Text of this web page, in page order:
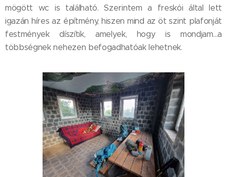
mögött wc is található. Szerintem a freskói által lett
igazán híres az építmény, hiszen mind az öt szint plafonját
festmények díszítik, amelyek, hogy is mondjam…a
többségnek nehezen befogadhatóak lehetnek.